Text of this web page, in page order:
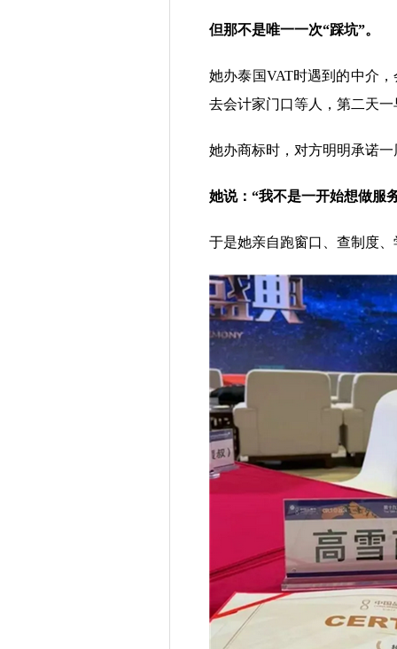
但那不是唯一一次“踩坑”。
她办泰国VAT时遇到的中介
去会计家门口等人，第二天
她办商标时，对方明明承诺
她说：“我不是一开始想做服
于是她亲自跑窗口、查制度